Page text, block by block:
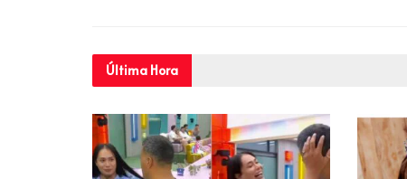
Última Hora